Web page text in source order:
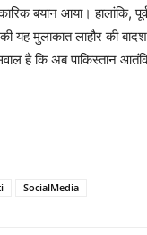
बयान आया। हालांकि, पूर्व
मुलाकात लाहौर की
है कि अब पाकिस्तान
SocialMedia